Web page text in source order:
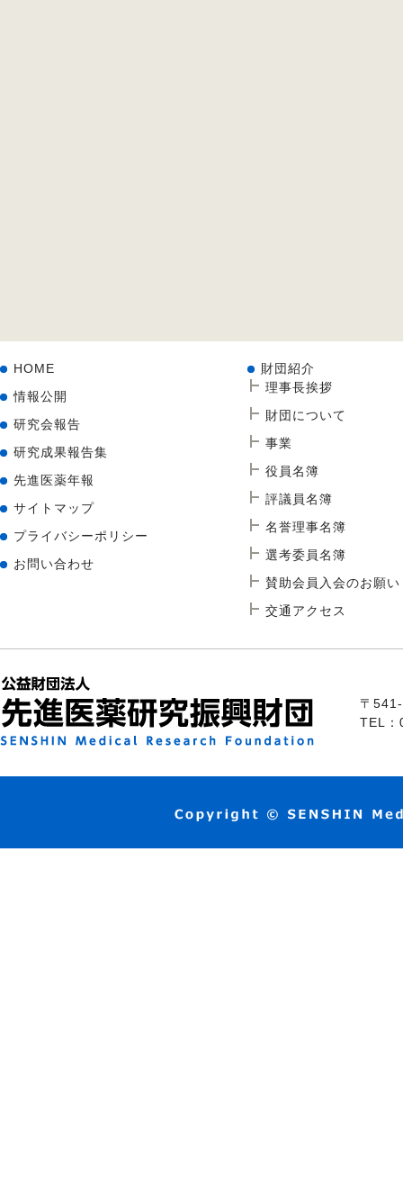
HOME
情報公開
研究会報告
研究成果報告集
先進医薬年報
サイトマップ
プライバシーポリシー
お問い合わせ
財団紹介
理事長挨拶
財団について
事業
役員名簿
評議員名簿
名誉理事名簿
選考委員名簿
賛助会員入会のお願い
交通アクセス
〒
TEL